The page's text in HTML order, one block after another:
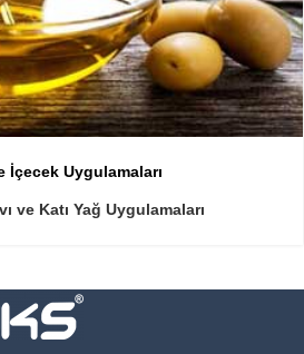
İçecek Uygulamaları
ve Katı Yağ Uygulamaları